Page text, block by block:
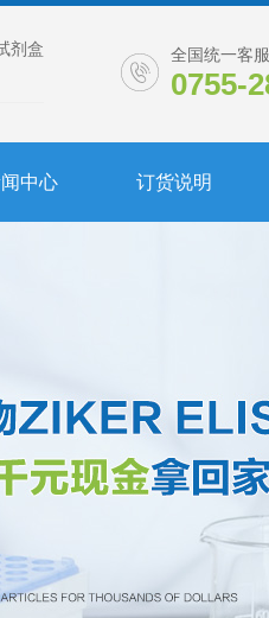
剂盒 全国统一客服
0755-
中心 订货说明